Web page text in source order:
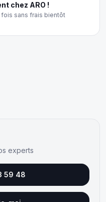
chez ARO !
sans frais bientôt
experts
59 48